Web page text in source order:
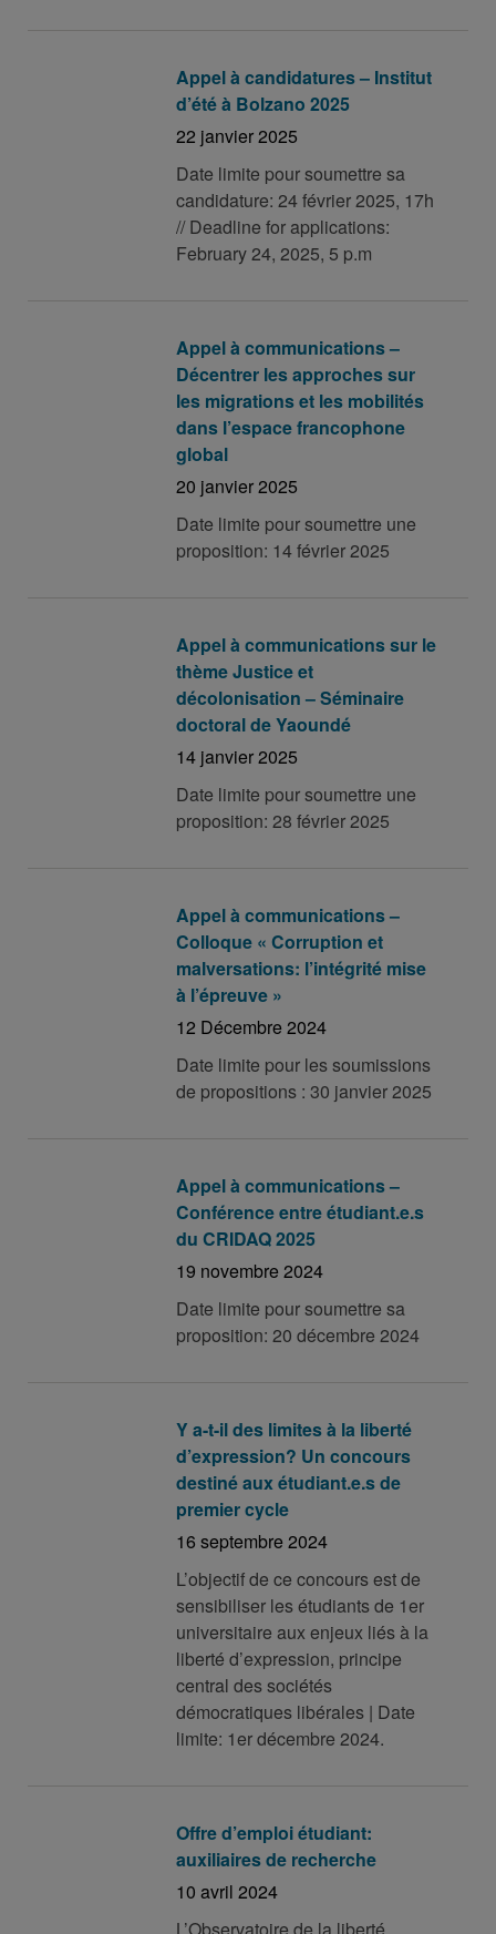
Appel à candidatures – Institut
d’été à Bolzano 2025
22 janvier 2025
Date limite pour soumettre sa
candidature: 24 février 2025, 17h
// Deadline for applications:
February 24, 2025, 5 p.m
Appel à communications –
Décentrer les approches sur
les migrations et les mobilités
dans l’espace francophone
global
20 janvier 2025
Date limite pour soumettre une
proposition: 14 février 2025
Appel à communications sur le
thème Justice et
décolonisation – Séminaire
doctoral de Yaoundé
14 janvier 2025
Date limite pour soumettre une
proposition: 28 février 2025
Appel à communications –
Colloque « Corruption et
malversations: l’intégrité mise
à l’épreuve »
12 Décembre 2024
Date limite pour les soumissions
de propositions : 30 janvier 2025
Appel à communications –
Conférence entre étudiant.e.s
du CRIDAQ 2025
19 novembre 2024
Date limite pour soumettre sa
proposition: 20 décembre 2024
Y a-t-il des limites à la liberté
d’expression? Un concours
destiné aux étudiant.e.s de
premier cycle
16 septembre 2024
L’objectif de ce concours est de
sensibiliser les étudiants de 1er
universitaire aux enjeux liés à la
liberté d’expression, principe
central des sociétés
démocratiques libérales | Date
limite: 1er décembre 2024.
Offre d’emploi étudiant:
auxiliaires de recherche
10 avril 2024